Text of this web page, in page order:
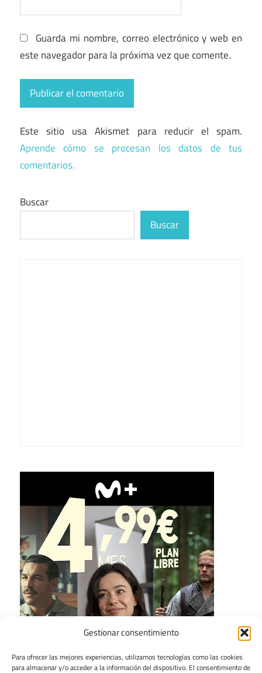
Gestionar consentimiento
Para ofrecer las mejores experiencias, utilizamos tecnologías como las cookies
para almacenar y/o acceder a la información del dispositivo. El consentimiento de
Guarda mi nombre, correo electrónico y web en
este navegador para la próxima vez que comente.
Este sitio usa Akismet para reducir el spam.
Aprende cómo se procesan los datos de tus
comentarios.
Buscar
Buscar